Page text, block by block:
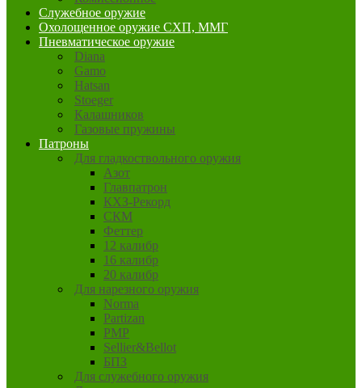
Служебное оружие
Охолощенное оружие СХП, ММГ
Пневматическое оружие
Diana
Gamo
Hatsan
Stoeger
Калашников
Газовые пружины
Патроны
Для гладкоствольного оружия
Азот
Главпатрон
КХЗ-Рекорд
СКМ
Феттер
12 калибр
16 калибр
20 калибр
Для нарезного оружия
Norma
Partizan
PMP
Sellier&Bellot
БПЗ
Для служебного оружия